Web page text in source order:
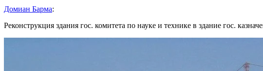
Домиан Барма:
Реконструкция здания гос. комитета по науке и технике в здание гос.